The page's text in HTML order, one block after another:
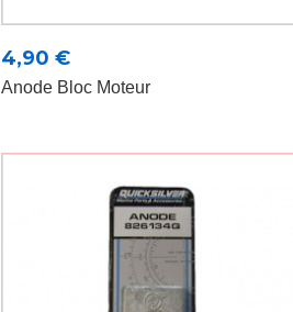
Prix
4,90 €
Anode Bloc Moteur